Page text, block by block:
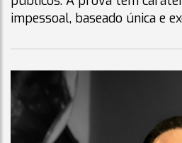
impessoal, baseado única e